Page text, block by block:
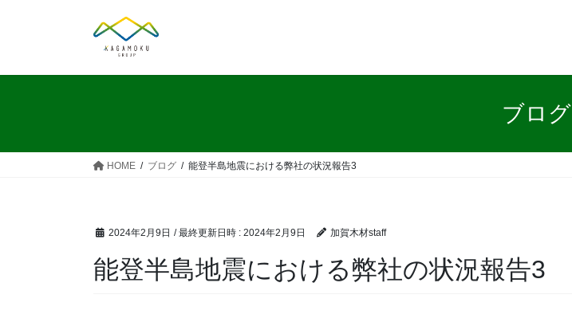
ブログ
HOME ブログ 能登半島地震における弊社の状況報告3
2024年2月9日 / 最終更新日時 : 2024年2月9日 加賀木材staff
能登半島地震における弊社の状況報告3